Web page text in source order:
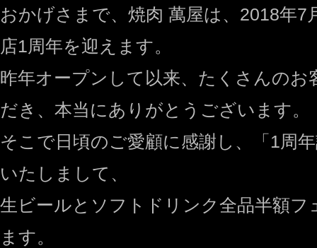
おかげさまで、焼肉 萬屋は、2018年7
店1周年を迎えます。
昨年オープンして以来、たくさんのお
だき、本当にありがとうございます。
そこで日頃のご愛顧に感謝し、「1周
いたしまして、
生ビールとソフトドリンク全品半額フ
ます。